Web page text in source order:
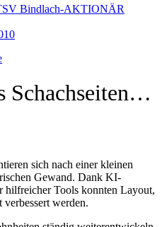
Bindlach-AKTIONÄR
Schachseiten…
sich nach einer kleinen
Gewand. Dank KI-
hilfreicher Tools konnten Layout,
werden.